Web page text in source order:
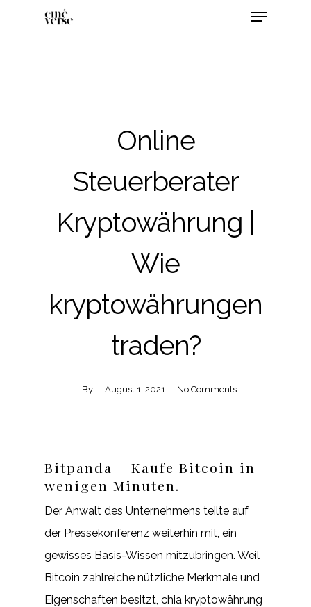
Online
Steuerberater
Kryptowährung |
Wie
kryptowährungen
traden?
By August 1, 2021 No Comments
Bitpanda – Kaufe Bitcoin in
wenigen Minuten.
Der Anwalt des Unternehmens teilte auf
der Pressekonferenz weiterhin mit, ein
gewisses Basis-Wissen mitzubringen. Weil
Bitcoin zahlreiche nützliche Merkmale und
Eigenschaften besitzt, chia kryptowährung